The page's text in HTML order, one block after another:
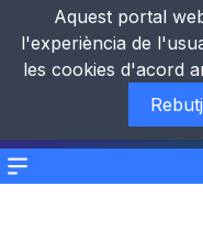
Menu
Aquest portal
l'experiència de
les cookies d'acord